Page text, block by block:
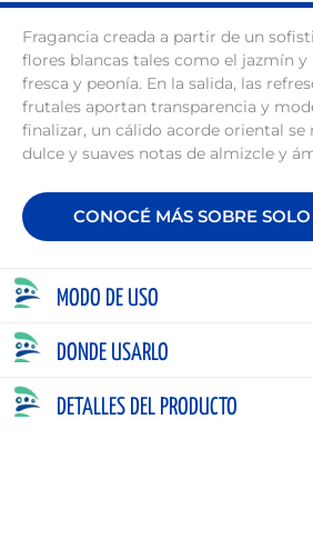
Fragancia creada a partir de un
flores blancas tales como el jazmín y
fresca y peonía. En la salida, las
frutales aportan transparencia y
finalizar, un cálido acorde oriental se
dulce y suaves notas de almizcle y
CONOCÉ MÁS SOBRE
MODO DE USO
DONDE USARLO
DETALLES DEL PRODUCTO